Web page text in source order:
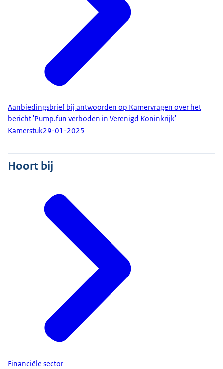
Aanbiedingsbrief bij antwoorden op Kamervragen over het
bericht 'Pump.fun verboden in Verenigd Koninkrijk'
Kamerstuk29-01-2025
Hoort bij
Financiële sector